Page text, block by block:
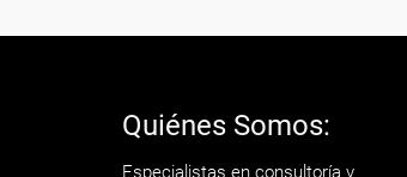
Quiénes Somos:
Especialistas en consultoría y